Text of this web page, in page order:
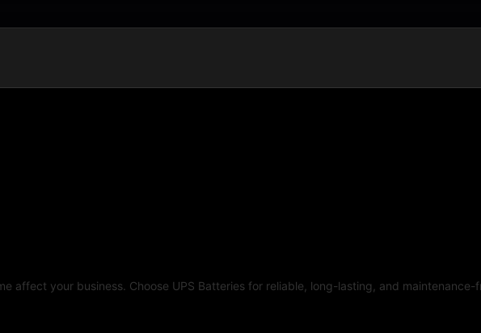
affect your business. Choose UPS Batteries for reliable, long-lasting, and maintenance-